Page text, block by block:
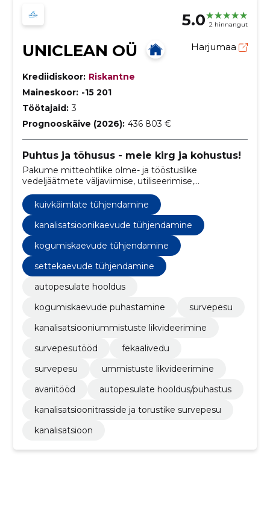
5.0 2 hinnangut
UNICLEAN OÜ Harjumaa
Krediidiskoor: Riskantne
Maineskoor: -15 201
Töötajaid: 3
Prognooskäive (2026): 436 803 €
Puhtus ja tõhusus - meie kirg ja kohustus!
Pakume mitteohtlike olme- ja tööstuslike
vedeljäätmete väljaviimise, utiliseerimise,
kanalisatsioonitrasside ja torustike survepesu
spetsialiseeritud teenust.
kuivkäimlate tühjendamine
kanalisatsioonikaevude tühjendamine
kogumiskaevude tühjendamine
settekaevude tühjendamine
autopesulate hooldus
kogumiskaevude puhastamine
survepesu
kanalisatsiooniummistuste likvideerimine
survepesutööd
fekaalivedu
survepesu
ummistuste likvideerimine
avariitööd
autopesulate hooldus/puhastus
kanalisatsioonitrasside ja torustike survepesu
kanalisatsioon